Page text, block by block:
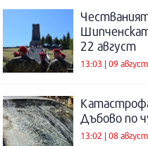
22 август
13:03 | 09
Дъбово по
13:02 | 08